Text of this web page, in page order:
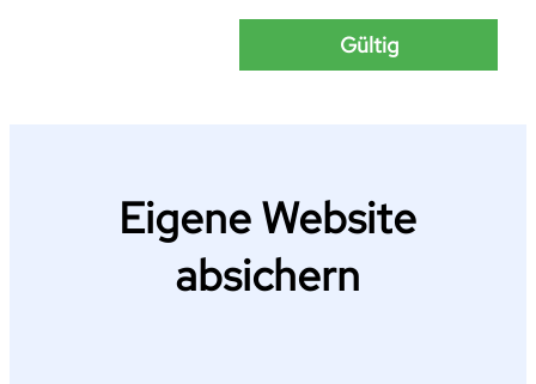
Gültig
Eigene Website
absichern